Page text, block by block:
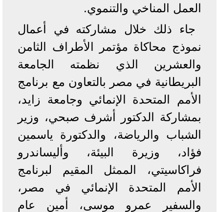
العمل المناخي والتنموي.
جاء ذلك خلال مشاركته في أعمال
نموذج محاكاة مؤتمر الأطراف الثامن
والعشرين الذي نظمته الجامعة
البريطانية في مصر بالتعاون مع برنامج
الأمم المتحدة الإنمائي وجامعة زايد،
بمشاركة الدكتور أشرف صبحي، وزير
الشباب والرياضة، والدكتورة ياسمين
فؤاد، وزيرة البيئة، وأليساندرو
فراكاسيتي، الممثل المقيم لبرنامج
الأمم المتحدة الإنمائي في مصر،
والسفير عمرو موسى، أمين عام